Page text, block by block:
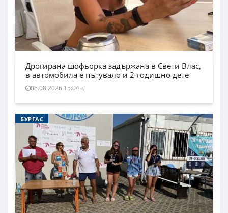
Дрогирана шофьорка задържана в Свети Влас,
в автомобила е пътувало и 2-годишно дете
06.08.2026 15:04ч.
БУРГАС